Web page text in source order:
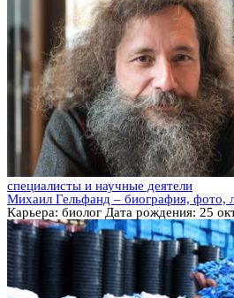
специалисты и научные деятели
Михаил Гельфанд – биография, фото,
Карьера: биолог Дата рождения: 25